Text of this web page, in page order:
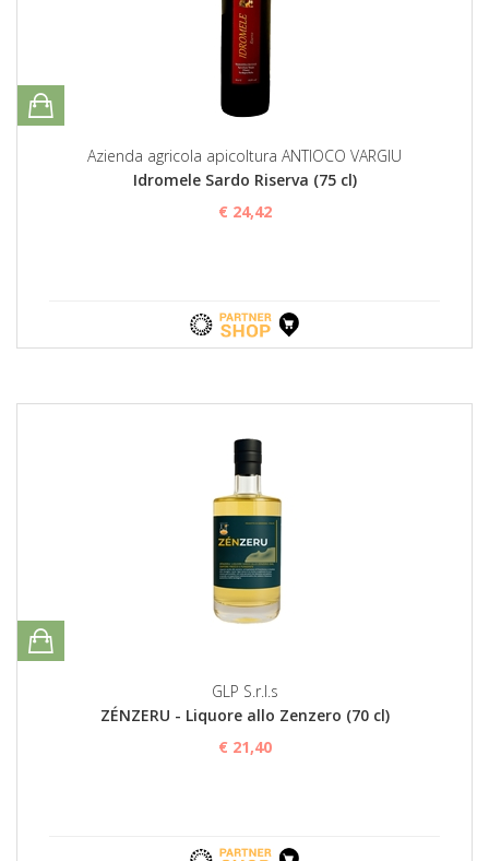
Azienda agricola apicoltura ANTIOCO VARGIU
Idromele Sardo Riserva (75 cl)
€ 24,42
GLP S.r.l.s
ZÉNZERU - Liquore allo Zenzero (70 cl)
€ 21,40